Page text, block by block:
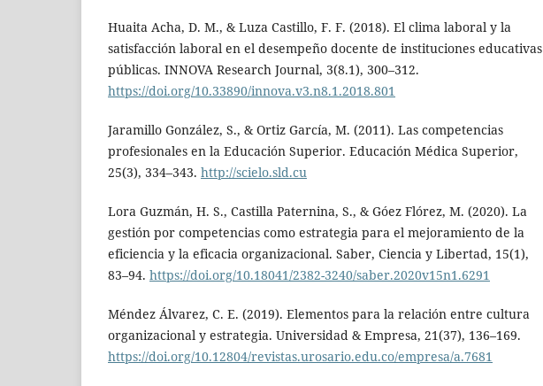
Huaita Acha, D. M., & Luza Castillo, F. F. (2018). El clima laboral y la
satisfacción laboral en el desempeño docente de instituciones educativas
públicas. INNOVA Research Journal, 3(8.1), 300–312.
https://doi.org/10.33890/innova.v3.n8.1.2018.801
Jaramillo González, S., & Ortiz García, M. (2011). Las competencias
profesionales en la Educación Superior. Educación Médica Superior,
25(3), 334–343. http://scielo.sld.cu
Lora Guzmán, H. S., Castilla Paternina, S., & Góez Flórez, M. (2020). La
gestión por competencias como estrategia para el mejoramiento de la
eficiencia y la eficacia organizacional. Saber, Ciencia y Libertad, 15(1),
83–94. https://doi.org/10.18041/2382-3240/saber.2020v15n1.6291
Méndez Álvarez, C. E. (2019). Elementos para la relación entre cultura
organizacional y estrategia. Universidad & Empresa, 21(37), 136–169.
https://doi.org/10.12804/revistas.urosario.edu.co/empresa/a.7681